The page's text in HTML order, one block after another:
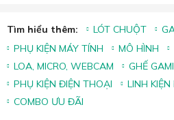
Tìm hiểu thêm: LÓT CHUỘT
PHỤ KIỆN MÁY TÍNH
MÔ HÌNH
LOA, MICRO, WEBCAM
GHẾ
PHỤ KIỆN ĐIỆN THOẠI
LINH
COMBO ƯU ĐÃI